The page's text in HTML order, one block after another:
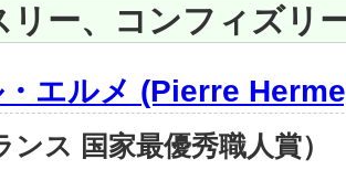
リー、コンフィズリ
・エルメ (Pierre
ンス 国家最優秀職人賞）